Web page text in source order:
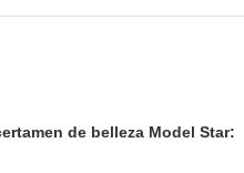
de belleza Model Star: